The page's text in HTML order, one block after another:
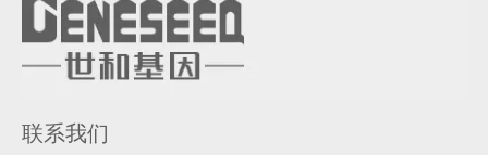
联系我们